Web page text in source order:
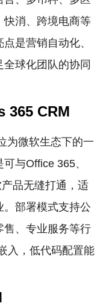
快消、跨境电商等
是营销自动化、
球化团队的协同
365 CRM
为微软生态下的一
与Office 365、
品无缝打通，适
部署模式支持公
售、专业服务等行
入，低代码配置能